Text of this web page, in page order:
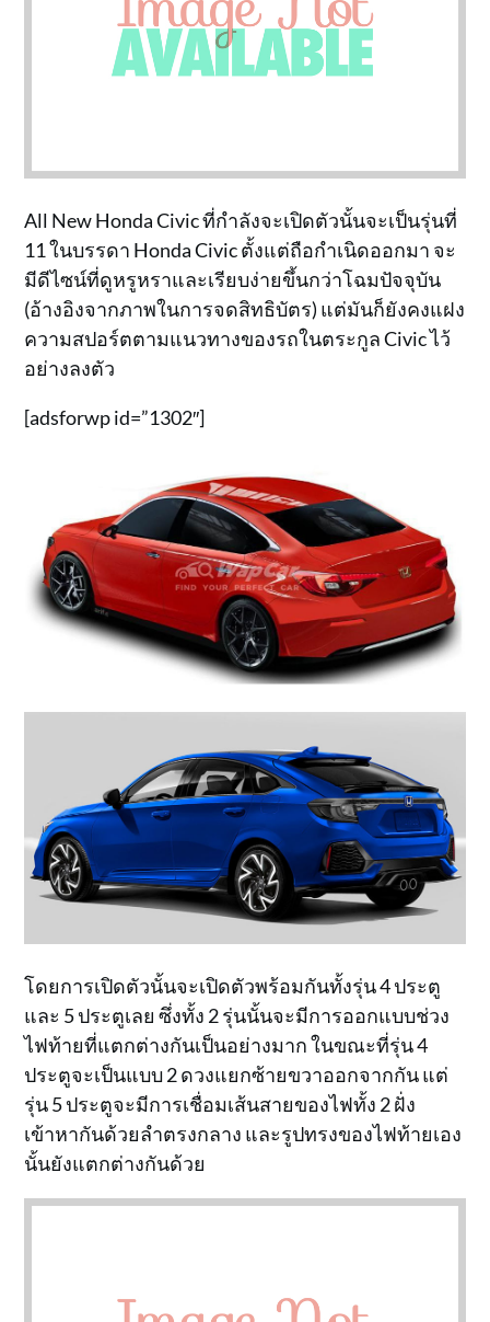
All New Honda Civic ที่กำลังจะเปิดตัวนั้นจะเป็นรุ่นที่
11 ในบรรดา Honda Civic ตั้งแต่ถือกำเนิดออกมา จะ
มีดีไซน์ที่ดูหรูหราและเรียบง่ายขึ้นกว่าโฉมปัจจุบัน
(อ้างอิงจากภาพในการจดสิทธิบัตร) แต่มันก็ยังคงแฝง
ความสปอร์ตตามแนวทางของรถในตระกูล Civic ไว้
อย่างลงตัว
[adsforwp id=”1302″]
โดยการเปิดตัวนั้นจะเปิดตัวพร้อมกันทั้งรุ่น 4 ประตู
และ 5 ประตูเลย ซึ่งทั้ง 2 รุ่นนั้นจะมีการออกแบบช่วง
ไฟท้ายที่แตกต่างกันเป็นอย่างมาก ในขณะที่รุ่น 4
ประตูจะเป็นแบบ 2 ดวงแยกซ้ายขวาออกจากกัน แต่
รุ่น 5 ประตูจะมีการเชื่อมเส้นสายของไฟทั้ง 2 ฝั่ง
เข้าหากันด้วยลำตรงกลาง และรูปทรงของไฟท้ายเอง
นั้นยังแตกต่างกันด้วย